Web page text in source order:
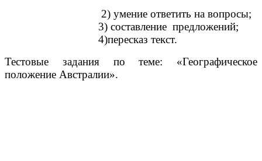
2) умение ответить на вопросы;
3) составление предложений;
4)пересказ текст.
Тестовые задания по теме: «Географическое
положение Австралии».